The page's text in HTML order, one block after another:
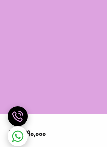
1,390,000